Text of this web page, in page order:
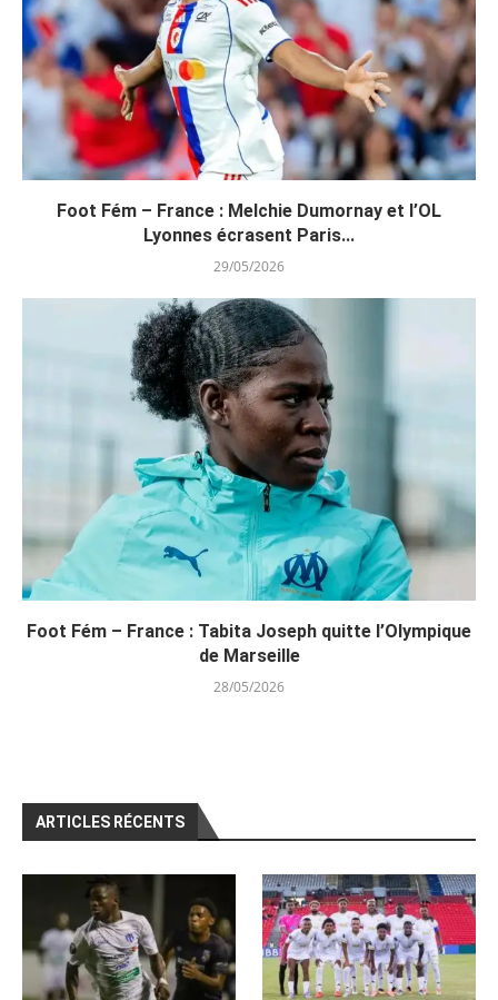
Foot Fém – France : Melchie Dumornay et l’OL
Lyonnes écrasent Paris...
29/05/2026
Foot Fém – France : Tabita Joseph quitte l’Olympique
de Marseille
28/05/2026
ARTICLES RÉCENTS